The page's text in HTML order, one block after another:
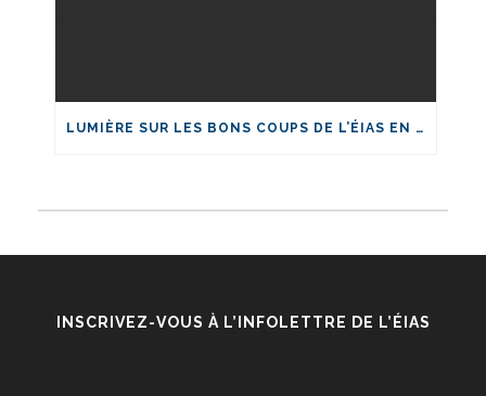
LUMIÈRE SUR LES BONS COUPS DE L’ÉIAS EN 2024!
INSCRIVEZ-VOUS À L’INFOLETTRE DE L’ÉIAS